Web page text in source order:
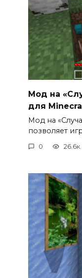
Мод на
для
Мод на
позволяет
0 26.6к.